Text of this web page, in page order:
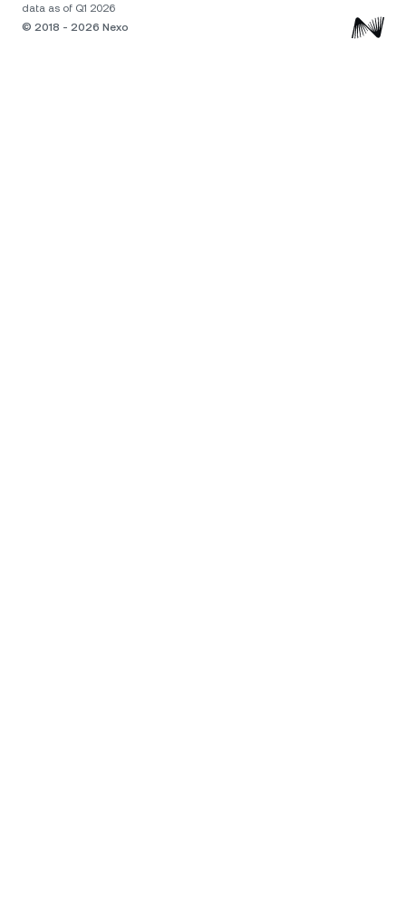
data as of Q1 2026
© 2018 - 2026 Nexo